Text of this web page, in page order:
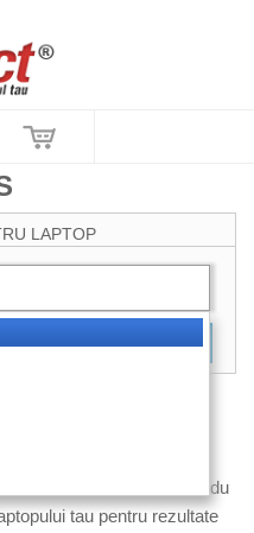
LAPTOP
CAUTARE
Noi il avem acum la
incarcatoare pentru
mai usor gasesti
cautare de mai sus. Introdu
tau pentru rezultate